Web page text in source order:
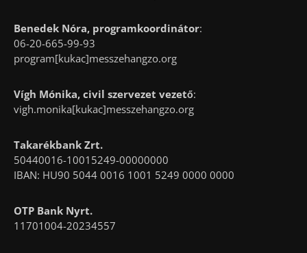
Benedek Nóra, programkoordinátor:
06-20-665-99-93
program[kukac]messzehangzo.org
Vígh Mónika, civil szervezet vezető:
vigh.monika[kukac]messzehangzo.org
Takarékbank Zrt.
50440016-10015249-00000000
IBAN: HU90 5044 0016 1001 5249 0000 0000
OTP Bank Nyrt.
11701004-20234557